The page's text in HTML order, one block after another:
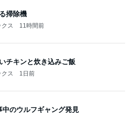
掃除機
ス 11時間前
チキンと炊き込みご飯
ス 1日前
中のウルフギャング発見